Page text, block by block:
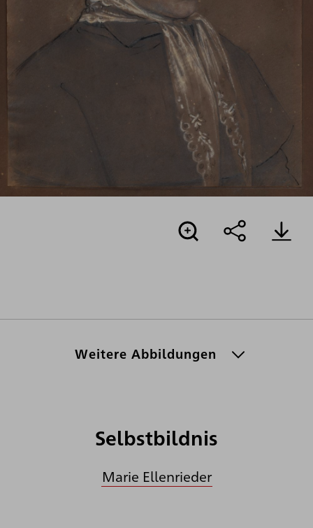
Weitere Abbildungen
Selbstbildnis
Marie Ellenrieder